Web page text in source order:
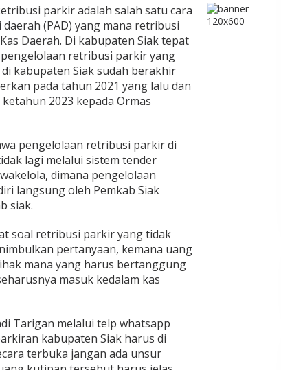
parkir adalah salah satu cara
(PAD) yang mana retribusi
Daerah. Di kabupaten Siak tepat
retribusi parkir yang
kabupaten Siak sudah berakhir
pada tahun 2021 yang lalu dan
2023 kepada Ormas
pengelolaan retribusi parkir di
lagi melalui sistem tender
dimana pengelolaan
langsung oleh Pemkab Siak
siak.
soal retribusi parkir yang tidak
pertanyaan, kemana uang
mana yang harus bertanggung
masuk kedalam kas
Tarigan melalui telp whatsapp
kabupaten Siak harus di
terbuka jangan ada unsur
Sejumlah Tokoh Semakin Santer
Menjadi Buah Bibir Masyarakat
Di Politik | Mei 6, 2026